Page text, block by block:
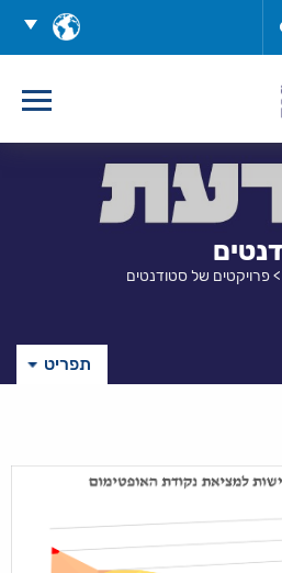
בחר
שפה
>פרויקטים של סטודנטים
תפריט